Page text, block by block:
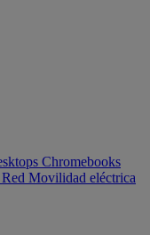
Chromebooks
Red Movilidad eléctrica